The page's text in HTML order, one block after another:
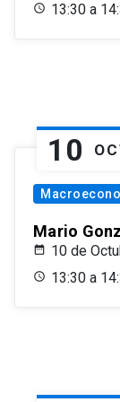
13:30 a
10
Mario
10 de
13:30 a